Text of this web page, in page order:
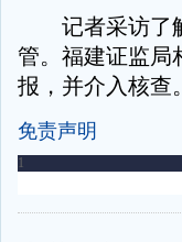
记者采访了解
管。福建证监局
报，并介入核查。
免责声明
-